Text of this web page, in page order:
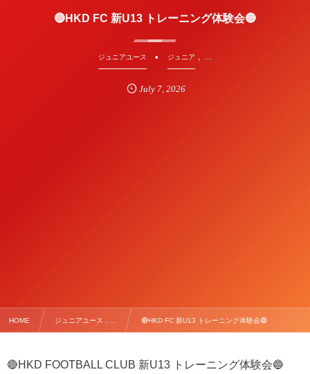
🔴HKD FC 新U13 トレーニング体験会🔵
ジュニアユース ジュニア
July 7 ,2026
HOME ジュニアユース , … 🔴HKD FC 新U13 トレーニング体験会🔵
🔴HKD FOOTBALL CLUB 新U13 トレーニング体験会🔵